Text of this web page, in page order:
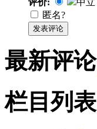
匿名?
发表评论
最新评论
栏目列表